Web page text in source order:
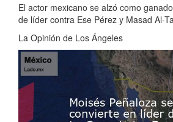
El actor mexicano se alzó como
de líder contra Ese Pérez y Masad Al-
La Opinión de Los Ángeles